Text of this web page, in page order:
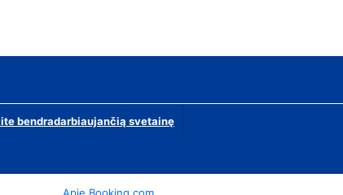
bendradarbiaujančią svetainę